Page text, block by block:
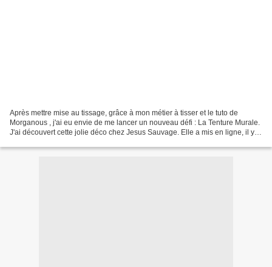
Après mettre mise au tissage, grâce à mon métier à tisser et le tuto de
Morganous , j'ai eu envie de me lancer un nouveau défi : La Tenture Murale.
J'ai découvert cette jolie déco chez Jesus Sauvage. Elle a mis en ligne, il y a